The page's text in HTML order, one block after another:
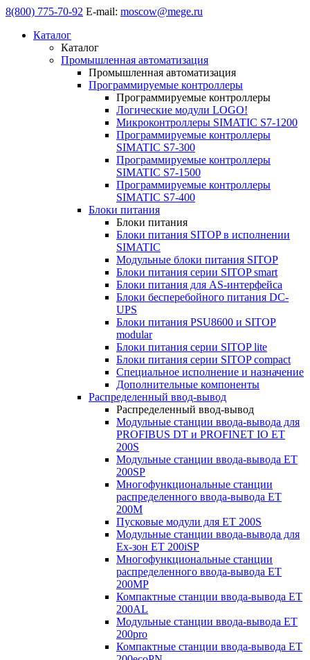
8(800) 775-70-92 E-mail: moscow@mege.ru
Каталог
Каталог
Промышленная автоматизация
Промышленная автоматизация
Программируемые контроллеры
Программируемые контроллеры
Логические модули LOGO!
Микроконтроллеры SIMATIC S7-1200
Программируемые контроллеры
SIMATIC S7-300
Программируемые контроллеры
SIMATIC S7-1500
Программируемые контроллеры
SIMATIC S7-400
Блоки питания
Блоки питания
Блоки питания SITOP в исполнении
SIMATIC
Модульные блоки питания SITOP
Блоки питания серии SITOP smart
Блоки питания для AS-интерфейса
Блоки бесперебойного питания DC-
UPS
Блоки питания PSU8600 и SITOP
modular
Блоки питания серии SITOP lite
Блоки питания серии SITOP compact
Специальное исполнение и назначение
Дополнительные компоненты
Распределенный ввод-вывод
Распределенный ввод-вывод
Модульные станции ввода-вывода для
PROFIBUS DT и PROFINET IO ET
200S
Модульные станции ввода-вывода ET
200SP
Многофункциональные станции
распределенного ввода-вывода ET
200M
Пусковые модули для ET 200S
Модульные станции ввода-вывода для
Ex-зон ET 200iSP
Многофункциональные станции
распределенного ввода-вывода ET
200MP
Компактные станции ввода-вывода ET
200AL
Модульные станции ввода-вывода ET
200pro
Компактные станции ввода-вывода ET